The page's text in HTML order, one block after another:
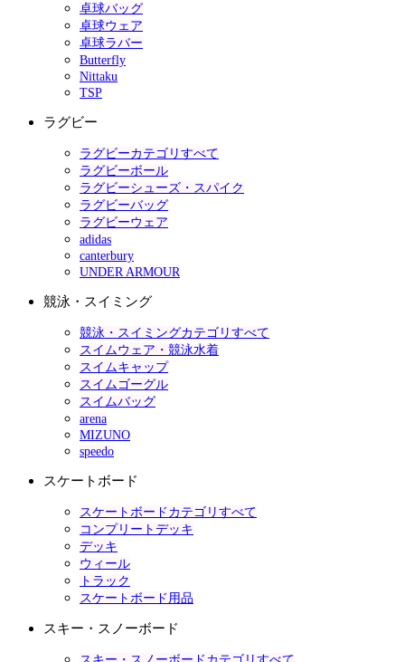
卓球バッグ
卓球ウェア
卓球ラバー
Butterfly
Nittaku
TSP
ラグビー
ラグビーカテゴリすべて
ラグビーボール
ラグビーシューズ・スパイク
ラグビーバッグ
ラグビーウェア
adidas
canterbury
UNDER ARMOUR
競泳・スイミング
競泳・スイミングカテゴリすべて
スイムウェア・競泳水着
スイムキャップ
スイムゴーグル
スイムバッグ
arena
MIZUNO
speedo
スケートボード
スケートボードカテゴリすべて
コンプリートデッキ
デッキ
ウィール
トラック
スケートボード用品
スキー・スノーボード